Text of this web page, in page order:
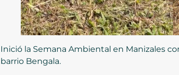
Inició la Semana Ambiental en Manizales
barrio Bengala.